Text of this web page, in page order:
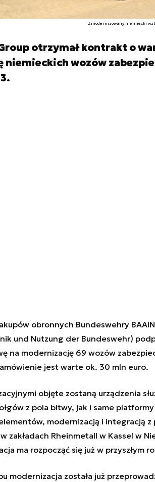
Zmodernizowany niemiecki
otrzymał kontrakt o
niemieckich wozów
obronnych Bundeswehry
und Nutzung der Bundeswehr)
na modernizację 69 wozów
jest warte ok. 30 mln euro.
objęte zostaną urządzenia
z pola bitwy, jak i same
modernizacją i integracją z
zakładach Rheinmetall w Kassel w
ma rozpocząć się już w przyszłym
modernizacja została już